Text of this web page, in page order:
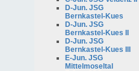
D-Jun. JSG
Bernkastel-Kues
D-Jun. JSG
Bernkastel-Kues II
D-Jun. JSG
Bernkastel-Kues III
E-Jun. JSG
Mittelmoseltal